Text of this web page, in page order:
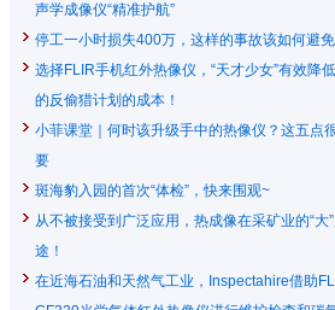
声学成像仪“精准护航”
停工一小时损失400万，这样的事故该如何避免
选择FLIR手机红外热像仪，“天才少女”有效降
的反偷猎计划的成本！
小菲课堂｜何时该升级手中的热像仪？这五点
要
斑海豹入园的首次“体检”，快来围观~
从不被接受到广泛应用，热成像在采矿业的“大”
途！
在近海石油和天然气工业，Inspectahire借助